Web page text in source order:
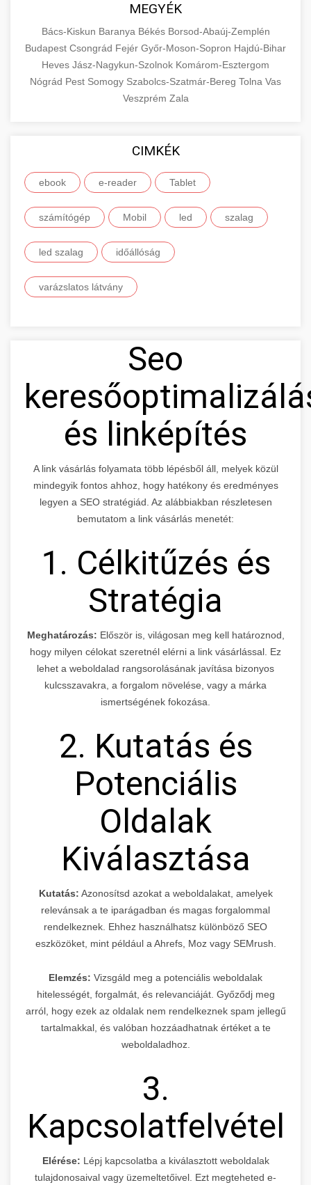
MEGYÉK
Bács-Kiskun Baranya Békés Borsod-Abaúj-Zemplén
Budapest Csongrád Fejér Győr-Moson-Sopron Hajdú-Bihar
Heves Jász-Nagykun-Szolnok Komárom-Esztergom
Nógrád Pest Somogy Szabolcs-Szatmár-Bereg Tolna Vas
Veszprém Zala
CIMKÉK
ebook e-reader Tablet
számítógép Mobil led szalag
led szalag időállóság
varázslatos látvány
Seo
és linképítés
A link vásárlás folyamata több lépésből áll, melyek közül
mindegyik fontos ahhoz, hogy hatékony és eredményes
legyen a SEO stratégiád. Az alábbiakban részletesen
bemutatom a link vásárlás menetét:
1. Célkitűzés és
Stratégia
Meghatározás: Először is, világosan meg kell határoznod,
hogy milyen célokat szeretnél elérni a link vásárlással. Ez
lehet a weboldalad rangsorolásának javítása bizonyos
kulcsszavakra, a forgalom növelése, vagy a márka
ismertségének fokozása.
2. Kutatás és
Potenciális
Oldalak
Kiválasztása
Kutatás: Azonosítsd azokat a weboldalakat, amelyek
relevánsak a te iparágadban és magas forgalommal
rendelkeznek. Ehhez használhatsz különböző SEO
eszközöket, mint például a Ahrefs, Moz vagy SEMrush.
Elemzés: Vizsgáld meg a potenciális weboldalak
hitelességét, forgalmát, és relevanciáját. Győződj meg
arról, hogy ezek az oldalak nem rendelkeznek spam jellegű
tartalmakkal, és valóban hozzáadhatnak értéket a te
weboldaladhoz.
3.
Kapcsolatfelvétel
Elérése: Lépj kapcsolatba a kiválasztott weboldalak
tulajdonosaival vagy üzemeltetőivel. Ezt megteheted e-